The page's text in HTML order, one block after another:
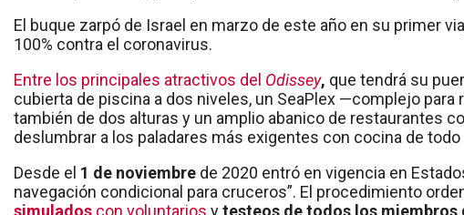
El buque zarpó de Israel en marzo de este año en su primer
100% contra el coronavirus.
Entre los principales atractivos del Odissey, que tendrá su
cubierta de piscina a dos niveles, un SeaPlex —complejo
también de dos alturas y un amplio abanico de restaurantes
deslumbrar a los paladares más exigentes con cocina de todo
Desde el 1 de noviembre de 2020 entró en vigencia en
navegación condicional para cruceros”. El procedimiento
simulados con voluntarios ytesteos de todos los